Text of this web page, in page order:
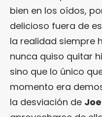
bien en los oídos,
delicioso fuera de
la realidad siempre
nunca quiso quitar
sino que lo único
momento era
la desviación de Joe